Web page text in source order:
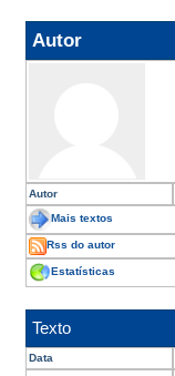
Autor
Autor
Mais textos
Rss do autor
Estatísticas
Texto
Data